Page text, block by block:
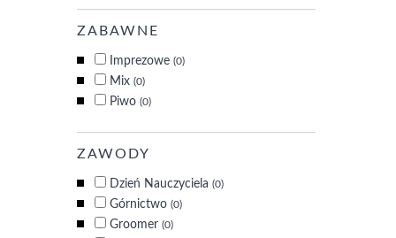
ZABAWNE
Imprezowe (0)
Mix (0)
Piwo (0)
ZAWODY
Dzień Nauczyciela (0)
Górnictwo (0)
Groomer (0)